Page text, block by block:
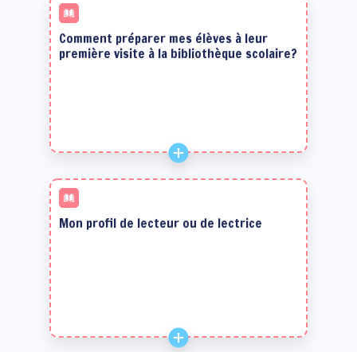
Comment préparer mes élèves à leur
première visite à la bibliothèque scolaire?
Mon profil de lecteur ou de lectrice